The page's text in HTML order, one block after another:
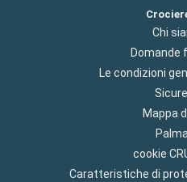
Chi
Domande
Le condizioni
Mappa
cookie
Caratteristiche di